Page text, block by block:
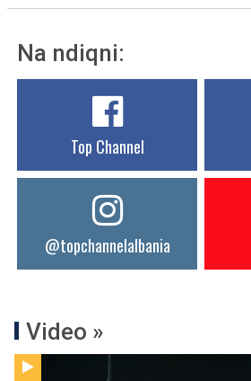
Na ndiqni:
Top Channel
@topchannelalbania
Video »